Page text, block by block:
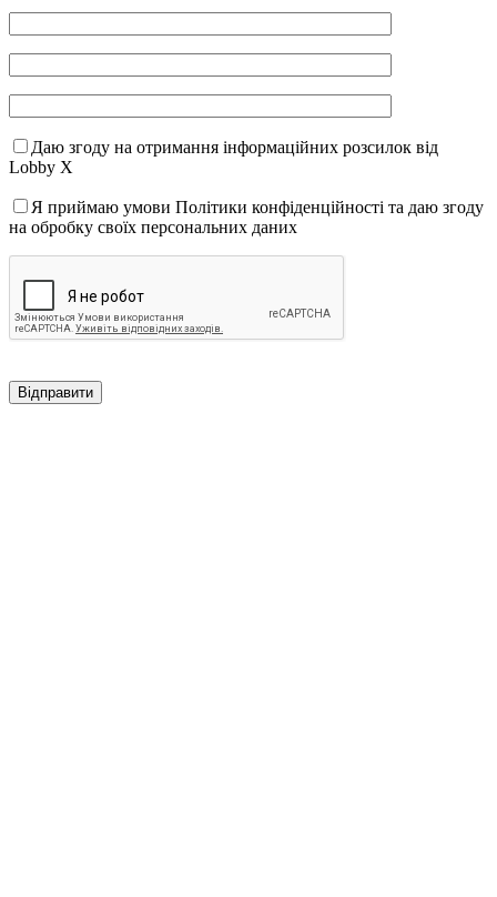
Даю згоду на отримання інформаційних розсилок від
Lobby X
Я приймаю умови Політики конфіденційності та даю згоду
на обробку своїх персональних даних